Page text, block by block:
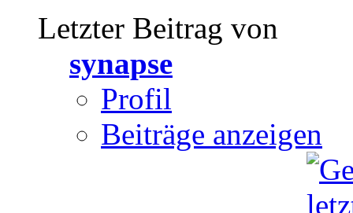
Letzter Beitrag von
synapse
Profil
Beiträge anzeigen